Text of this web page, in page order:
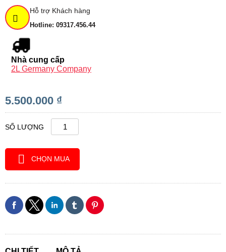
Hỗ trợ Khách hàng
Hotline: 09317.456.44
Nhà cung cấp
2L Germany Company
5.500.000 ₫
SỐ LƯỢNG
CHỌN MUA